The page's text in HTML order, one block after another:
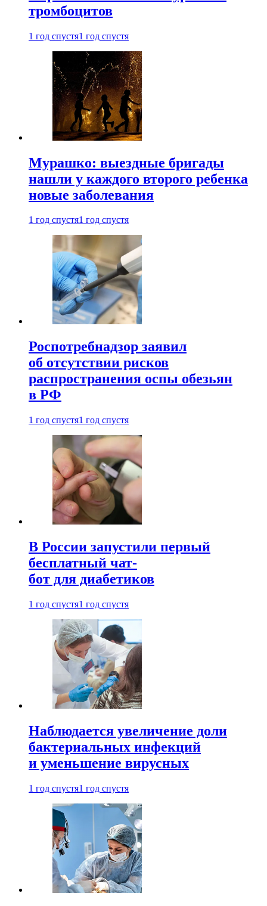
тромбоцитов
1 год спустя1 год спустя
Мурашко: выездные бригады
нашли у каждого второго ребенка
новые заболевания
1 год спустя1 год спустя
Роспотребнадзор заявил
об отсутствии рисков
распространения оспы обезьян
в РФ
1 год спустя1 год спустя
В России запустили первый
бесплатный чат-
бот для диабетиков
1 год спустя1 год спустя
Наблюдается увеличение доли
бактериальных инфекций
и уменьшение вирусных
1 год спустя1 год спустя